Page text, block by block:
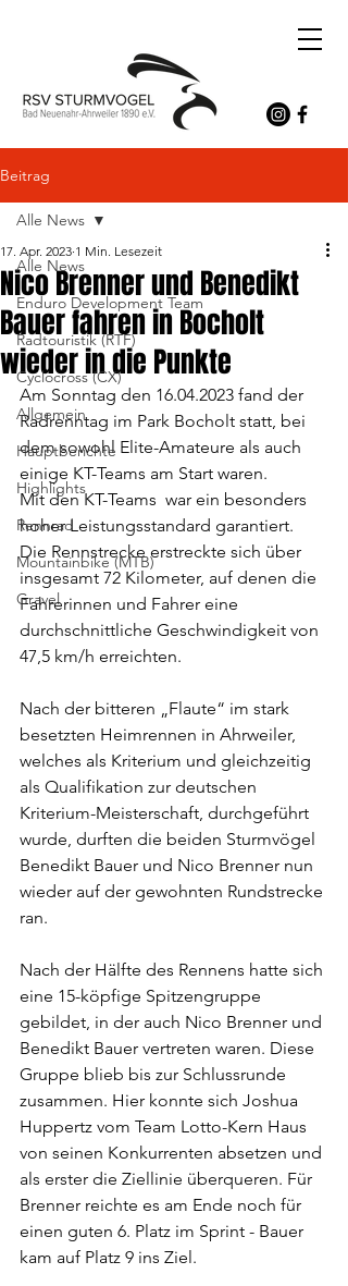
Beitrag
Alle News
Enduro Development Team
Radtouristik (RTF)
Cyclocross (CX)
Allgemein
Hauptberichte
Highlights
Rennrad
Mountainbike (MTB)
Gravel
Alle News
Nico Brenner und Benedikt
Bauer fahren in Bocholt
wieder in die Punkte
17. Apr. 2023 1 Min. Lesezeit
Am Sonntag den 16.04.2023 fand der
Radrenntag im Park Bocholt statt, bei
dem sowohl Elite-Amateure als auch
einige KT-Teams am Start waren.
Mit den KT-Teams  war ein besonders
hoher Leistungsstandard garantiert.
Die Rennstrecke erstreckte sich über
insgesamt 72 Kilometer, auf denen die
Fahrerinnen und Fahrer eine
durchschnittliche Geschwindigkeit von
47,5 km/h erreichten.
Nach der bitteren „Flaute“ im stark
besetzten Heimrennen in Ahrweiler,
welches als Kriterium und gleichzeitig
als Qualifikation zur deutschen
Kriterium-Meisterschaft, durchgeführt
wurde, durften die beiden Sturmvögel
Benedikt Bauer und Nico Brenner nun
wieder auf der gewohnten Rundstrecke
ran.
Nach der Hälfte des Rennens hatte sich
eine 15-köpfige Spitzengruppe
gebildet, in der auch Nico Brenner und
Benedikt Bauer vertreten waren. Diese
Gruppe blieb bis zur Schlussrunde
zusammen. Hier konnte sich Joshua
Huppertz vom Team Lotto-Kern Haus
von seinen Konkurrenten absetzen und
als erster die Ziellinie überqueren. Für
Brenner reichte es am Ende noch für
einen guten 6. Platz im Sprint - Bauer
kam auf Platz 9 ins Ziel.